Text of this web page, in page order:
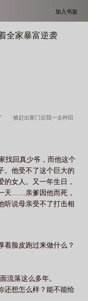
加入书架
全家暴富逆袭
被赶出家门后我一去种田
找回真少爷，而他这个
。他受不了这个巨大的
女人。又一年生日，
天……亲爹因他而死，
听说母亲受不了打击相
就是造成这一切的罪
着脸皮跑过来做什么？
流落这么多年。
还想怎么样？能不能给